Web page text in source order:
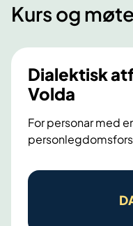
Kurs og
Dialektisk
Volda
For personar med
D